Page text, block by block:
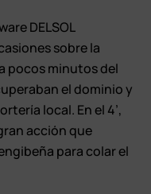
DELSOL
sobre la
pocos minutos del
el dominio y
local. En el 4’,
acción que
para colar el